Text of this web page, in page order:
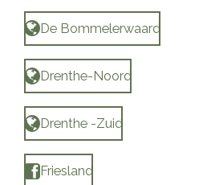
De Bommelerwaard
Drenthe-Noord
Drenthe -Zuid
Friesland